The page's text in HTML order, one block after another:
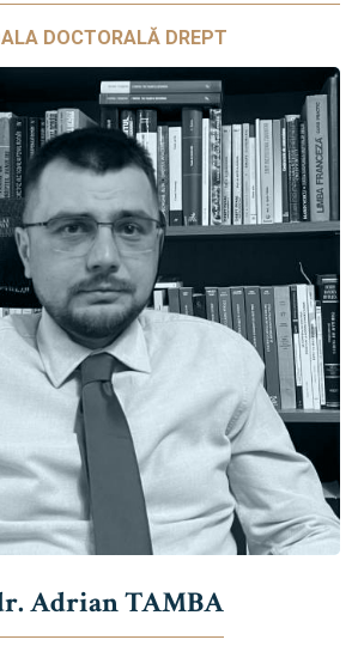
DOCTORALĂ DREPT
Adrian TAMBA